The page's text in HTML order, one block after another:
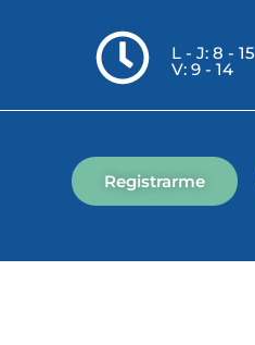
L - J: 8 - 15
V: 9 - 14
Registrarme